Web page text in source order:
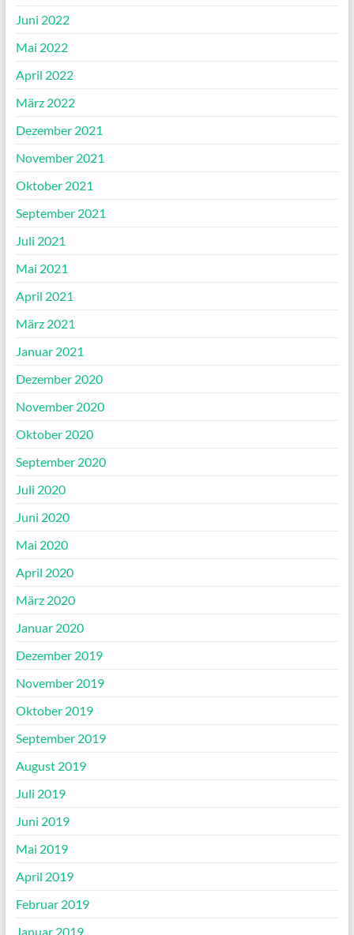
Juni 2022
Mai 2022
April 2022
März 2022
Dezember 2021
November 2021
Oktober 2021
September 2021
Juli 2021
Mai 2021
April 2021
März 2021
Januar 2021
Dezember 2020
November 2020
Oktober 2020
September 2020
Juli 2020
Juni 2020
Mai 2020
April 2020
März 2020
Januar 2020
Dezember 2019
November 2019
Oktober 2019
September 2019
August 2019
Juli 2019
Juni 2019
Mai 2019
April 2019
Februar 2019
Januar 2019